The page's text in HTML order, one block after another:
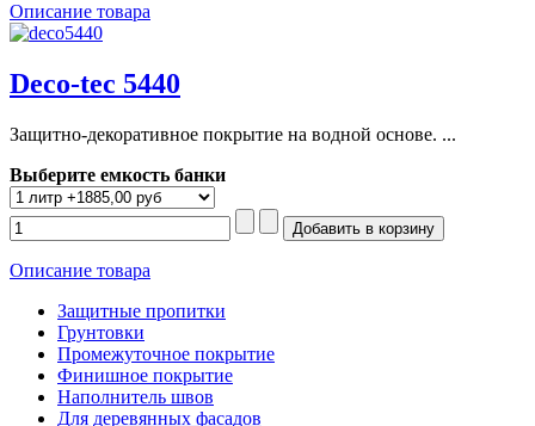
Описание товара
Deco-tec 5440
Защитно-декоративное покрытие на водной основе. ...
Выберите емкость банки
Описание товара
Защитные пропитки
Грунтовки
Промежуточное покрытие
Финишное покрытие
Наполнитель швов
Для деревянных фасадов